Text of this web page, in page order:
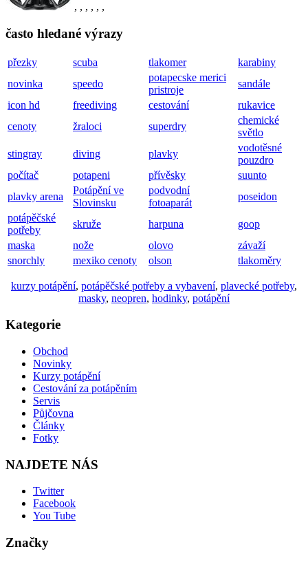
, , , , , ,
často hledané výrazy
přezky scuba tlakomer
karabiny
novinka
speedo
potapecske merici
pristroje
sandále
icon hd
freediving cestování
rukavice
cenoty
žraloci superdry
chemické
světlo
stingray
diving plavky
vodotěsné
pouzdro
počítač
potapeni přívěsky
suunto
plavky arena
Potápění ve
Slovinsku
podvodní
fotoaparát
poseidon
potápěčské
potřeby
skruže harpuna
goop
maska
nože olovo
závaží
snorchly
mexiko cenoty olson tlakoměry
kurzy potápění, potápěčské potřeby a vybavení, plavecké potřeby,
masky, neopren, hodinky, potápění
Kategorie
Obchod
Novinky
Kurzy potápění
Cestování za potápěním
Servis
Půjčovna
Články
Fotky
NAJDETE NÁS
Twitter
Facebook
You Tube
Značky